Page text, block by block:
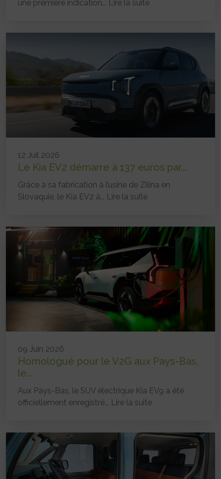
une première indication... Lire la suite
12 Juil 2026
Le Kia EV2 démarre à 137 euros par...
Grâce à sa fabrication à l’usine de Zilina en
Slovaquie, le Kia EV2 à... Lire la suite
09 Juin 2026
Homologué pour le V2G aux Pays-Bas,
le...
Aux Pays-Bas, le SUV électrique Kia EV9 a été
officiellement enregistré... Lire la suite